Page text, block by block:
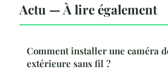
Actu — À lire également
Comment installer une caméra
extérieure sans fil ?